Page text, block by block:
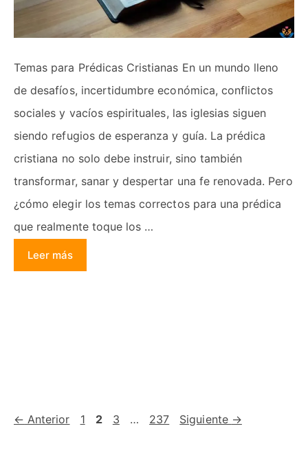
Temas para Prédicas Cristianas En un mundo lleno
de desafíos, incertidumbre económica, conflictos
sociales y vacíos espirituales, las iglesias siguen
siendo refugios de esperanza y guía. La prédica
cristiana no solo debe instruir, sino también
transformar, sanar y despertar una fe renovada. Pero
¿cómo elegir los temas correctos para una prédica
que realmente toque los …
Leer más
← Anterior Página
1 Página
2 Página
3 … Página
237 Siguiente →